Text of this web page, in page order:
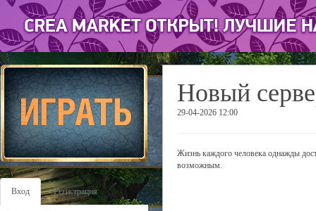
Вход Регистрация
Новый
29-04-2026 12:00
Жизнь каждого человека однажды
возможным.